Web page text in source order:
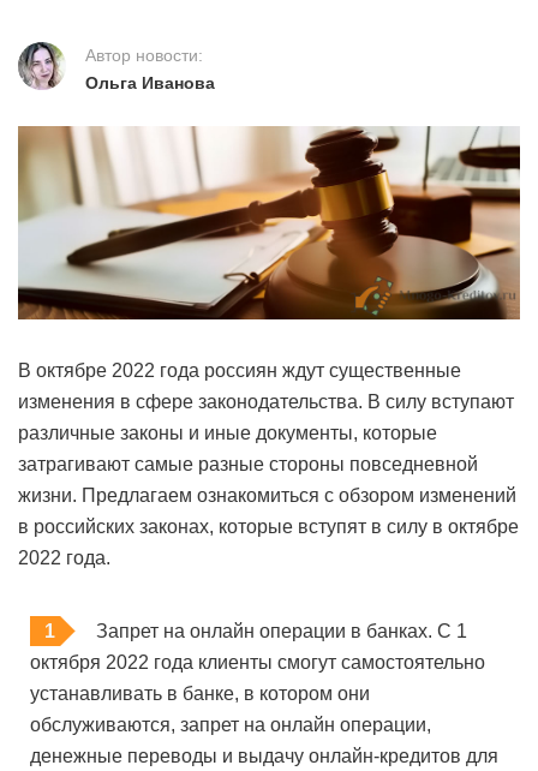
Автор новости:
Ольга Иванова
В октябре 2022 года россиян ждут существенные
изменения в сфере законодательства. В силу вступают
различные законы и иные документы, которые
затрагивают самые разные стороны повседневной
жизни. Предлагаем ознакомиться с обзором изменений
в российских законах, которые вступят в силу в октябре
2022 года.
Запрет на онлайн операции в банках. С 1
октября 2022 года клиенты смогут самостоятельно
устанавливать в банке, в котором они
обслуживаются, запрет на онлайн операции,
денежные переводы и выдачу онлайн-кредитов для